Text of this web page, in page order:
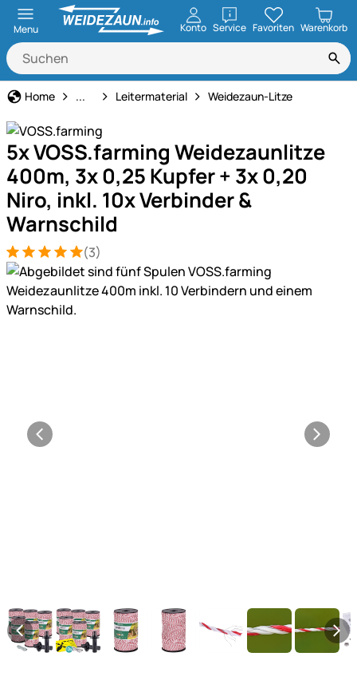
Menu Konto ServiceöffnenFavoriten Warenkorb
Home Weidezaun
... Leitermaterial Weidezaun-Litze
5x VOSS.farming Weidezaunlitze
400m, 3x 0,25 Kupfer + 3x 0,20
Niro, inkl. 10x Verbinder &
Warnschild
Bewertung: 5 von 5 (3 Bewertungen)
3 Bewertungen
(3)
Produktgalerie